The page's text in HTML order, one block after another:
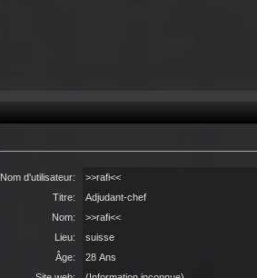
Nom d'utilisateur:
>>rafi<<
Titre:
Adjudant-chef
Nom:
>>rafi<<
Lieu:
suisse
Âge:
28 Ans